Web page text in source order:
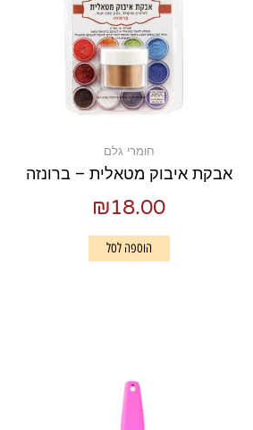
חומרי גלם
אבקת איבוק מטאלית – ברונזה
₪18.00
הוספה לסל